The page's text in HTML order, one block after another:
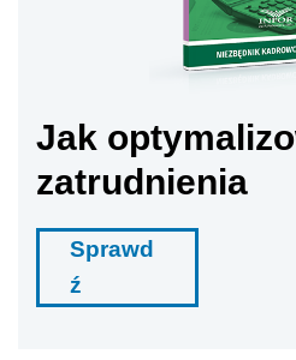
Jak
zatrudnienia
Sprawd
ź